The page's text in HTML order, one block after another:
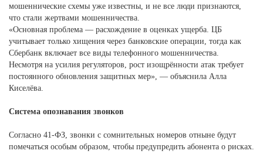
мошеннические схемы уже известны, и не все люди признаются,
что стали жертвами мошенничества.
«Основная проблема — расхождение в оценках ущерба. ЦБ
учитывает только хищения через банковские операции, тогда как
Сбербанк включает все виды телефонного мошенничества.
Несмотря на усилия регуляторов, рост изощрённости атак требует
постоянного обновления защитных мер», — объяснила Алла
Киселёва.
Система опознавания звонков
Согласно 41-ФЗ, звонки с сомнительных номеров отныне будут
помечаться особым образом, чтобы предупредить абонента о рисках.